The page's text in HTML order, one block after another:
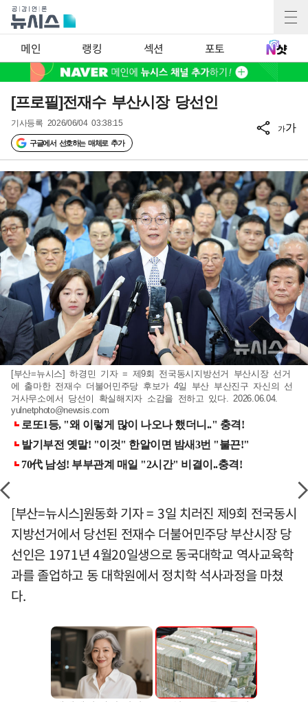
메인 랭킹 섹션 포토
[프로필]전재수 부산시장 당선인
기사등록 2026/06/04 03:38:15
구글에서 선호하는 매체로 추가
가가
[부산=뉴시스] 하경민 기자 = 제9회 전국동시지방선거 부산시장 선거
에 출마한 전재수 더불어민주당 후보가 4일 부산 부산진구 자신의 선
거사무소에서 당선이 확실해지자 소감을 전하고 있다. 2026.06.04.
yulnetphoto@newsis.com
[부산=뉴시스]원동화 기자 = 3일 치러진 제9회 전국동시
지방선거에서 당선된 전재수 더불어민주당 부산시장 당
선인은 1971년 4월20일생으로 동국대학교 역사교육학
과를 졸업하고 동 대학원에서 정치학 석사과정을 마쳤
다.